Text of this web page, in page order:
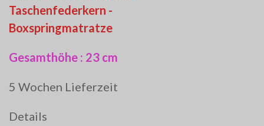
Taschenfederkern -
Boxspringmatratze
Gesamthöhe : 23 cm
5 Wochen Lieferzeit
Details